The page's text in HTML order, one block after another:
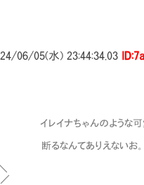
06/05(水) 23:44:34.03
ゃんのような可愛い
てありえないお。